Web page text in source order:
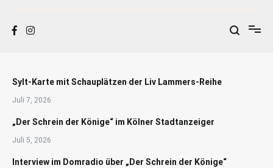
Sylt-Karte mit Schauplätzen der Liv Lammers-Reihe
Juli 7, 2026
„Der Schrein der Könige“ im Kölner Stadtanzeiger
Juli 5, 2026
Interview im Domradio über „Der Schrein der Könige“